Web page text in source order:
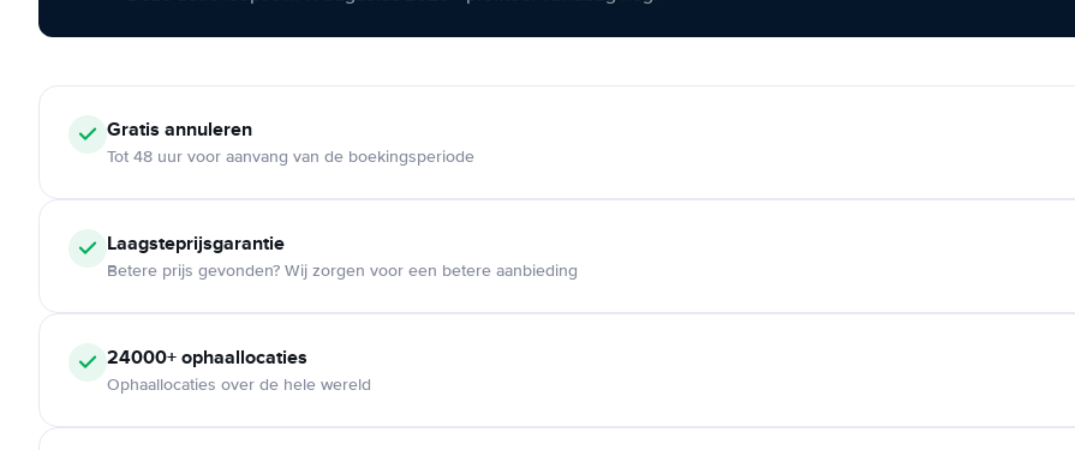
Gratis annuleren
Tot 48 uur voor aanvang van de boekingsperiode
Laagsteprijsgarantie
Betere prijs gevonden? Wij zorgen voor een betere aanbieding
24000+ ophaallocaties
Ophaallocaties over de hele wereld